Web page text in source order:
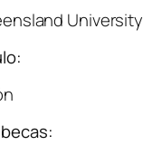
University